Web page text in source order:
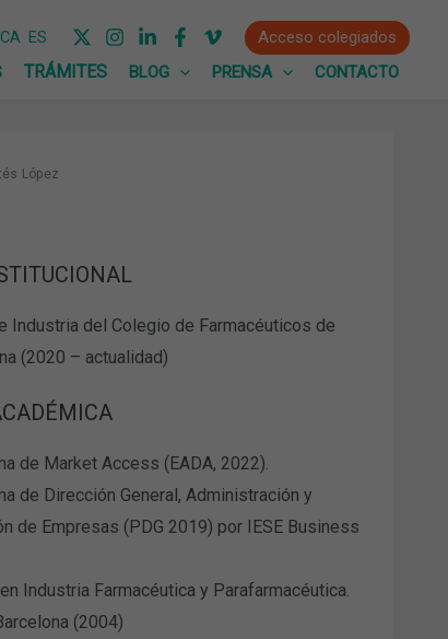
CA ES
Acceso colegiados
BLOG PRENSA CONTACTO
López
Industria del Colegio de Farmacéuticos de
(2020 – actualidad)
de Market Access (EADA, 2022).
de Dirección General, Administración y
de Empresas (PDG 2019) por IESE Business
Industria Farmacéutica y Parafarmacéutica.
(2004)